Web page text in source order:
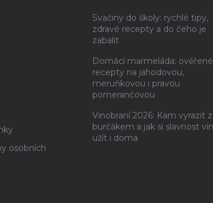
osobních
Svačiny do školy: rychlé tipy,
zdravé recepty a do čeho je
zabalit
Domácí marmeláda: ověřené
recepty na jahodovou,
meruňkovou i pravou
pomerančovou
Vinobraní 2026: Kam vyrazit
burčákem a jak si slavnost
užít i doma